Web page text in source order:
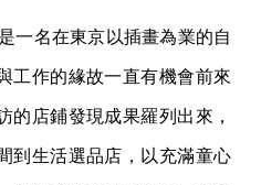
一名在東京以插畫為業的自
工作的緣故一直有機會前來
的店鋪發現成果羅列出來，
到生活選品店，以充滿童心